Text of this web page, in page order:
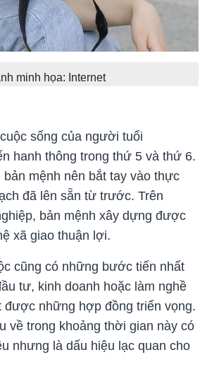
minh họa: Internet
sống của người tuổi
hanh thông trong thứ 5 và thứ 6.
mệnh nên bắt tay vào thực
đã lên sẵn từ trước. Trên
bản mệnh xây dựng được
xã giao thuận lợi.
cũng có những bước tiến nhất
tư, kinh doanh hoặc làm nghề
được những hợp đồng triển vọng.
về trong khoảng thời gian này có
nhưng là dấu hiệu lạc quan cho